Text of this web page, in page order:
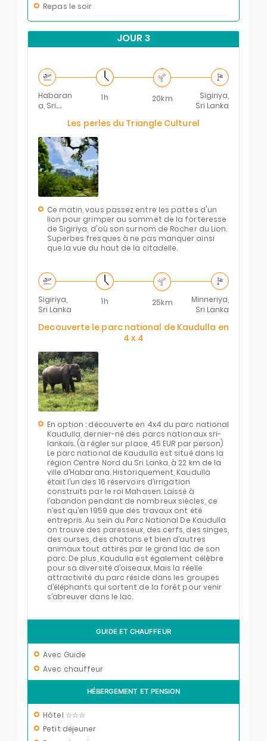
Repas le soir
JOUR 3
1h 20km
Habaran
a, Sri
Sigiriya,
Sri Lanka
Les perles du Triangle Culturel
Ce matin, vous passez entre les pattes d'un
lion pour grimper au sommet de la forteresse
de Sigiriya, d'où son surnom de Rocher du Lion.
Superbes fresques à ne pas manquer ainsi
que la vue du haut de la citadelle.
1h 25km
Sigiriya,
Sri Lanka
Minneriya,
Sri Lanka
Decouverte le parc national de Kaudulla en
4 x 4
En option : découverte en 4x4 du parc national
Kaudulla, dernier-né des parcs nationaux sri-
lankais. (à régler sur place, 45 EUR par person)
Le parc national de Kaudulla est situé dans la
région Centre Nord du Sri Lanka, à 22 km de la
ville d’Habarana. Historiquement, Kaudulla
était l’un des 16 réservoirs d’irrigation
construits par le roi Mahasen. Laissé à
l’abandon pendant de nombreux siècles, ce
n’est qu’en 1959 que des travaux ont été
entrepris. Au sein du Parc National De Kaudulla
on trouve des paresseux, des cerfs, des singes,
des ourses, des chatons et bien d’autres
animaux tout attirés par le grand lac de son
parc. De plus, Kaudulla est également célèbre
pour sa diversité d’oiseaux. Mais la réelle
attractivité du parc réside dans les groupes
d’éléphants qui sortent de la forêt pour venir
s’abreuver dans le lac.
GUIDE ET CHAUFFEUR
Avec Guide
Avec chauffeur
HÉBERGEMENT ET PENSION
Hôtel ☆☆☆
Petit déjeuner